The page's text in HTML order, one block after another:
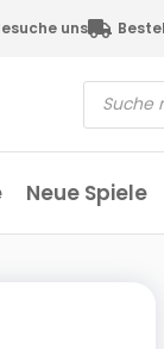
uns
Neue Spiele